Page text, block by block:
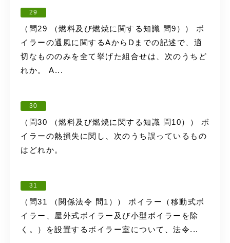
29
（問29 （燃料及び燃焼に関する知識 問9）） ボ
イラーの通風に関するAからDまでの記述で、適
切なもののみを全て挙げた組合せは、次のうちど
れか。 A...
30
（問30 （燃料及び燃焼に関する知識 問10）） ボ
イラーの熱損失に関し、次のうち誤っているもの
はどれか。
31
（問31 （関係法令 問1）） ボイラー（移動式ボ
イラー、屋外式ボイラー及び小型ボイラーを除
く。）を設置するボイラー室について、法令...